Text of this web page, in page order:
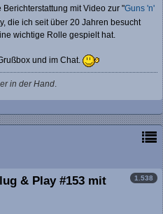
mit Video zur "Guns 'n'
die ich seit über 20 Jahren besucht
wichtige Rolle gespielt hat.
und im Chat.
in der Hand
1.538
& Play #153 mit